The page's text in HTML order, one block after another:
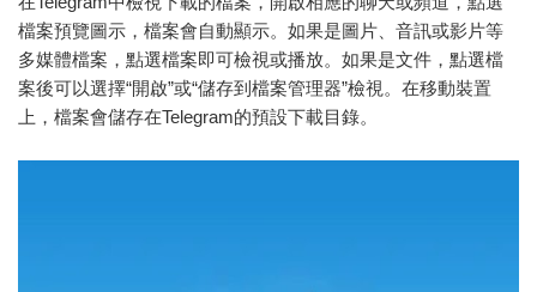
檔案預覽圖示，檔案會自動顯示。如果是圖片、音訊或影片等
多媒體檔案，點選檔案即可檢視或播放。如果是文件，點選檔
案後可以選擇“開啟”或“儲存到檔案管理器”檢視。在移動裝置
上，檔案會儲存在Telegram的預設下載目錄。